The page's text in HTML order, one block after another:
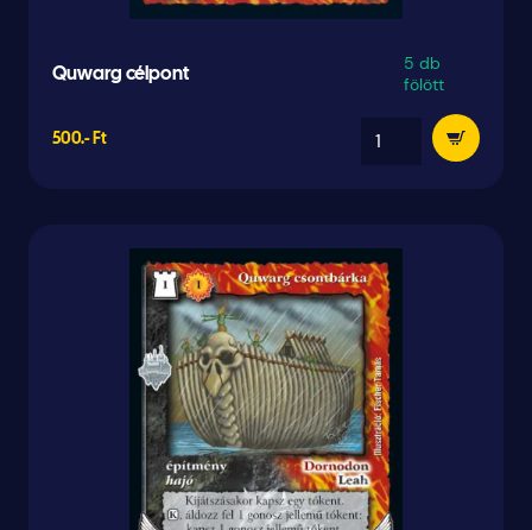
Quwarg célpont
5 db
fölött
500.- Ft